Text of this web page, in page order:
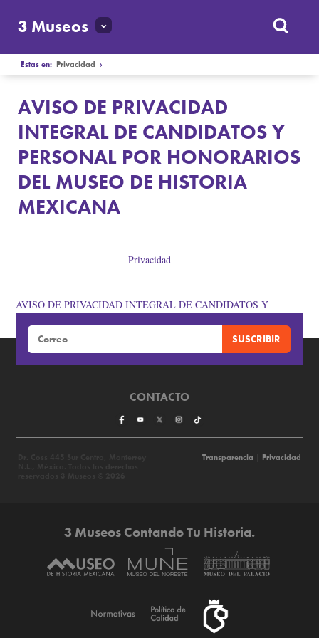
3 Museos
Estas en:Privacidad ›
AVISO DE PRIVACIDAD
INTEGRAL DE CANDIDATOS Y
PERSONAL POR HONORARIOS
DEL MUSEO DE HISTORIA
MEXICANA
Privacidad
AVISO DE PRIVACIDAD INTEGRAL DE CANDIDATOS Y
PERSONAL POR HONORARIOS DEL MUSEO DE HISTORIA
MEXICANA
CONTACTO
Transparencia Privacidad
3 Museos Contando Tu Historia.